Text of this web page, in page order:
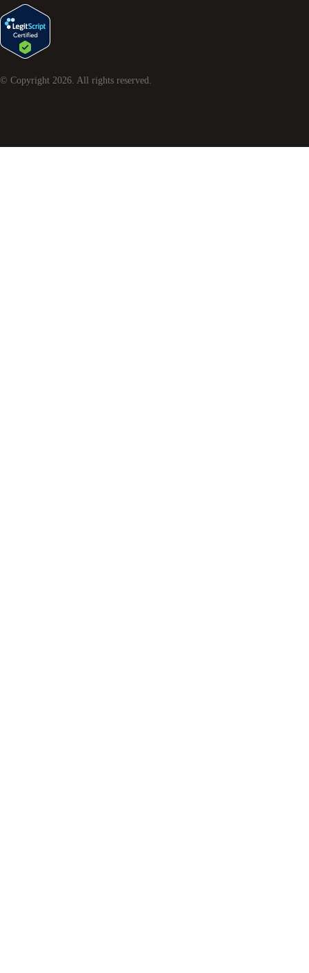
© Copyright 2026. All rights reserved.